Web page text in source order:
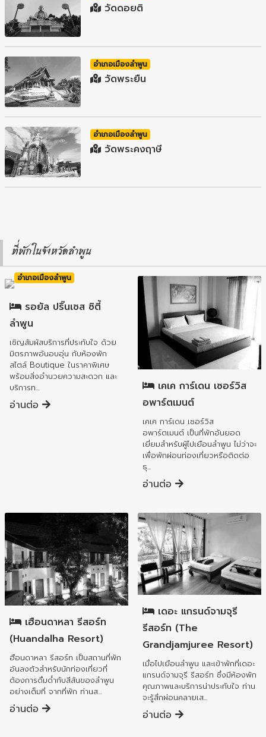
วัดดอยติ
อำเภอเมืองลำพูน
วัดพระยืน
อำเภอเมืองลำพูน
วัดพระคงฤาษี
ที่พักในจังหวัดลำพูน
อำเภอเมืองลำพูน
รอยัล ปริ๊นเซส ซิตี้
ลำพูน
เชิญสัมผัสบริการที่ประทับใจ ด้วย
มิตรภาพอันอบอุ่น กับห้องพัก
สไตล์ Boutique ในราคาพิเศษ
พร้อมสิ่งอำนวยความสะดวก และ
บริการท...
อ่านต่อ
อำเภอเมืองลำพูน
เคเค การ์เดน เซอร์วิส
อพาร์ตเมนต์
เคเค การ์เดน เซอร์วิส
อพาร์ตเมนต์ เป็นที่พักอันยอด
เยี่ยมสำหรับผู้ไปเยือนลำพูน ไม่ว่าจะ
เพื่อพักผ่อนท่องเที่ยวหรือติดต่อ
ธุ...
อ่านต่อ
อำเภอเมืองลำพูน
เฮือนดาหลา รีสอร์ท
(Huandalha Resort)
ฮือนดาหลา รีสอร์ท เป็นสถานที่พัก
อันลงตัวสำหรับนักท่องเที่ยวที่
ต้องการดื่มด่ำกับสีสันของลำพูน
อย่างเต็มที่ จากที่พัก ท่านส...
อ่านต่อ
อำเภอเมืองลำพูน
เดอะ แกรนด์จามจุรี
รีสอร์ท (The
Grandjamjuree Resort)
เมื่อไปเยือนลำพูน และเข้าพักที่เดอะ
แกรนด์จามจุรี รีสอร์ท ซึ่งมีห้องพัก
คุณภาพและบริการน่าประทับใจ ท่าน
จะรู้สึกผ่อนคลายเส...
อ่านต่อ